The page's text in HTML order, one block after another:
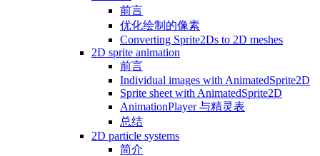
前言
优化绘制的像素
Converting Sprite2Ds to 2D meshes
2D sprite animation
前言
Individual images with AnimatedSprite2D
Sprite sheet with AnimatedSprite2D
AnimationPlayer 与精灵表
总结
2D particle systems
简介